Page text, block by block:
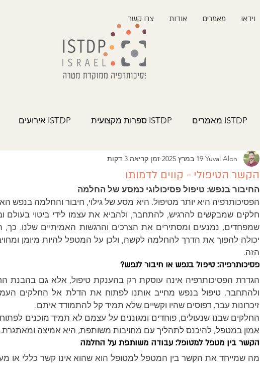
וידאו מאמרים אודות צרו קשר
ISTDP מאמרים ISTDP ספרות מקצועית ISTDP אירועים
הקשר הטיפולי - קווים לדמותו
Yuval Alon 19 במרץ 2025 זמן קריאה 3 דקות
החיבור בנפש: טיפול פסיכולוגי כמסע של החלמה
הזה.
פסיכותרפיה: טיפול בנפש או חיבור לנפש?
זיכרונות עבר, דפוסים שהיו וקשיים שלא תמיד קל להתמודד איתם.
אמון במטפל, להיכנס לתהליך עם מחויבות משותפת, היא אמיצה ומאתגרת.
הקשר בין מטפל למטופל: עבודה משותפת על החלמה